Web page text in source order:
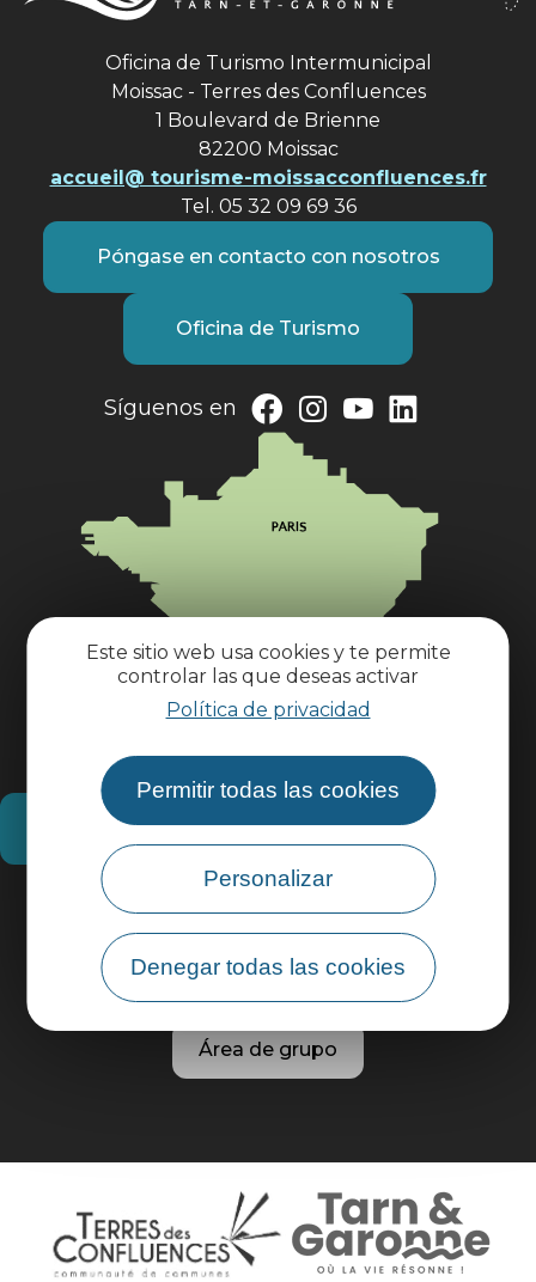
Este sitio web usa cookies y te permite
controlar las que deseas activar
Política de privacidad
Permitir todas las cookies
Personalizar
Denegar todas las cookies
Oficina de Turismo Intermunicipal
Moissac - Terres des Confluences
1 Boulevard de Brienne
82200 Moissac
accueil@ tourisme-moissacconfluences.fr
Tel. 05 32 09 69 36
Póngase en contacto con nosotros
Oficina de Turismo
Síguenos en
¿Cómo llegar?
Información práctica
Área profesional
Área de grupo